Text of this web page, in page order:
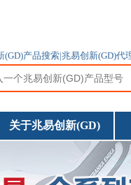
(GD)产品搜索|兆易创新(GD)
关于兆易创新(GD)